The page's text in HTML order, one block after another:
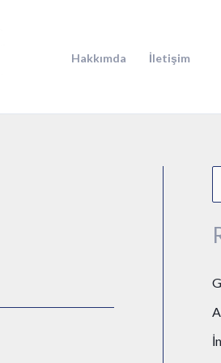
Hakkımda İletişim
a
c
h
f